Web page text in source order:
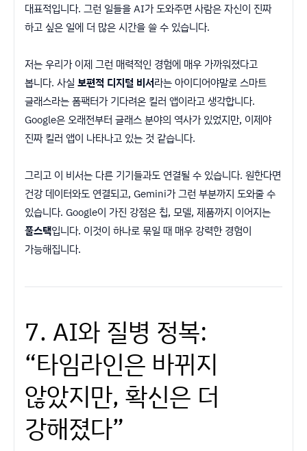
대표적입니다. 그런 일들을 AI가 도와주면 사람은 자신이 진짜
하고 싶은 일에 더 많은 시간을 쓸 수 있습니다.
저는 우리가 이제 그런 매력적인 경험에 매우 가까워졌다고
봅니다. 사실 보편적 디지털 비서라는 아이디어야말로 스마트
글래스라는 폼팩터가 기다려온 킬러 앱이라고 생각합니다.
Google은 오래전부터 글래스 분야의 역사가 있었지만, 이제야
진짜 킬러 앱이 나타나고 있는 것 같습니다.
그리고 이 비서는 다른 기기들과도 연결될 수 있습니다. 원한다면
건강 데이터와도 연결되고, Gemini가 그런 부분까지 도와줄 수
있습니다. Google이 가진 강점은 칩, 모델, 제품까지 이어지는
풀스택입니다. 이것이 하나로 묶일 때 매우 강력한 경험이
가능해집니다.
7. AI와 질병 정복:
“타임라인은 바뀌지
않았지만, 확신은 더
강해졌다”